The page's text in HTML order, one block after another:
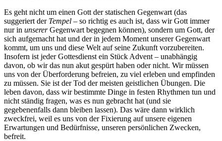
Es geht nicht um einen Gott der statischen Gegenwart (das
suggeriert der Tempel – so richtig es auch ist, dass wir Gott immer
nur in unsererGegenwart begegnen können), sondern um Gott, der
sich aufgemacht hat und der in jedem Moment unserer Gegenwart
kommt, um uns und diese Welt auf seine Zukunft vorzubereiten.
Insofern ist jeder Gottesdienst ein Stück Advent – unabhängig
davon, ob wir das nun akut gespürt haben oder nicht. Wir müssen
uns von der Überforderung befreien, zu viel erleben und empfinden
zu müssen. Sie ist der Tod der meisten geistlichen Übungen. Die
leben davon, dass wir bestimmte Dinge in festen Rhythmen tun und
nicht ständig fragen, was es nun gebracht hat (und sie
gegebenenfalls dann bleiben lassen). Das wäre dann wirklich
zweckfrei, weil es uns von der Fixierung auf unsere eigenen
Erwartungen und Bedürfnisse, unseren persönlichen Zwecken,
befreit.